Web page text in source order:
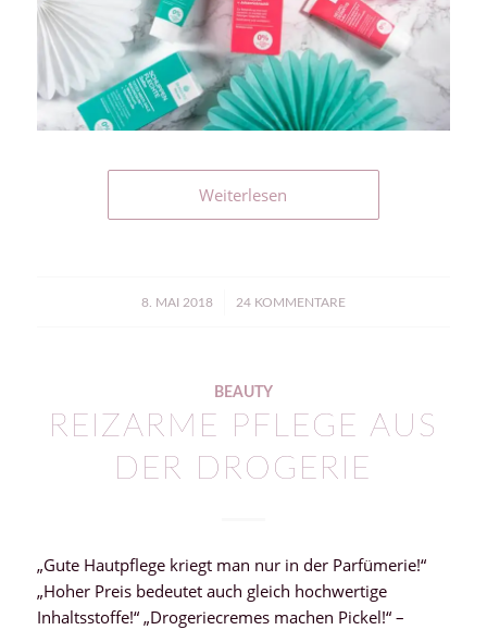
Weiterlesen
8. MAI 2018
/ 24 KOMMENTARE
BEAUTY
REIZARME PFLEGE AUS
DER DROGERIE
„Gute Hautpflege kriegt man nur in der Parfümerie!“
„Hoher Preis bedeutet auch gleich hochwertige
Inhaltsstoffe!“ „Drogeriecremes machen Pickel!“ –